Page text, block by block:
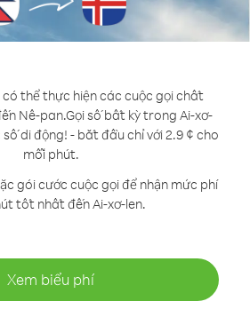
có thể thực hiện các cuộc gọi chất
Nê-pan.Gọi số bất kỳ trong Ai-xơ-
di động! - bắt đầu chỉ với 2.9 ¢ cho
mỗi phút.
gói cước cuộc gọi để nhận mức phí
tốt nhất đến Ai-xơ-len.
Xem biểu phí